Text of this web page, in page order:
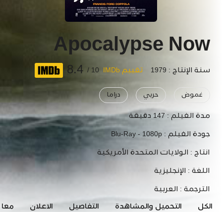
Apocalypse Now
سنة الإنتاج : 1979 تقييم IMDb 10 /
8.4
غموض حربي دراما
مدة الفيلم : 147 دقيقة
جودة الفيلم : Blu-Ray - 1080p
انتاج : الولايات المتحدة الأمريكية
اللغة : الإنجليزية
الترجمة : العربية
الكل التحميل والمشاهدة التفاصيل الاعلان